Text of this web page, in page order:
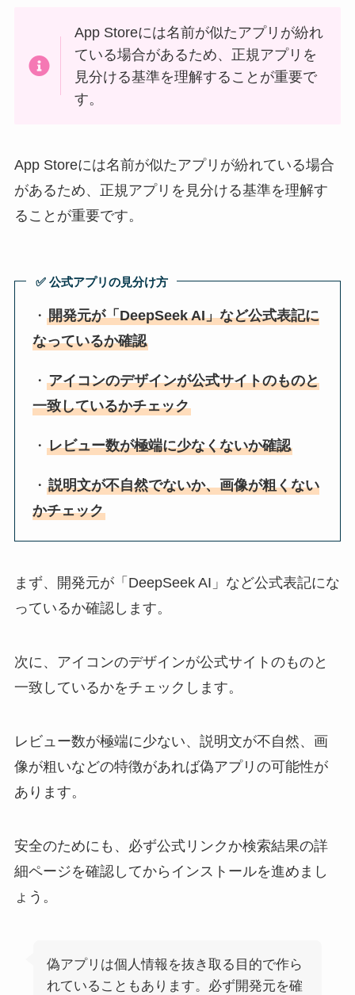
App Storeには名前が似たアプリが紛れ
ている場合があるため、正規アプリを
見分ける基準を理解することが重要で
す。
App Storeには名前が似たアプリが紛れている場合
があるため、正規アプリを見分ける基準を理解す
ることが重要です。
✅ 公式アプリの見分け方
・開発元が「DeepSeek AI」など公式表記に
なっているか確認
・アイコンのデザインが公式サイトのものと
一致しているかチェック
・レビュー数が極端に少なくないか確認
・説明文が不自然でないか、画像が粗くない
かチェック
まず、開発元が「DeepSeek AI」など公式表記にな
っているか確認します。
次に、アイコンのデザインが公式サイトのものと
一致しているかをチェックします。
レビュー数が極端に少ない、説明文が不自然、画
像が粗いなどの特徴があれば偽アプリの可能性が
あります。
安全のためにも、必ず公式リンクか検索結果の詳
細ページを確認してからインストールを進めまし
ょう。
偽アプリは個人情報を抜き取る目的で作ら
れていることもあります。必ず開発元を確